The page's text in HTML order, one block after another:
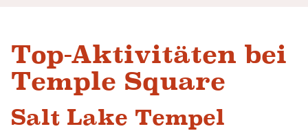
Top-Aktivitäten bei
Temple Square
Salt Lake Tempel